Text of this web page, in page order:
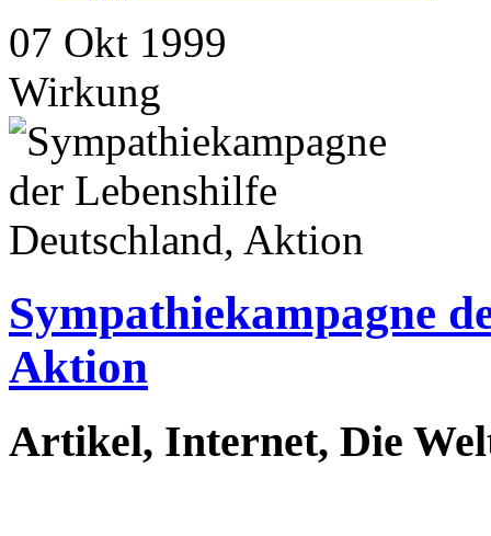
07 Okt 1999
Wirkung
Sympathiekampagne
Aktion
Artikel, Internet, Die